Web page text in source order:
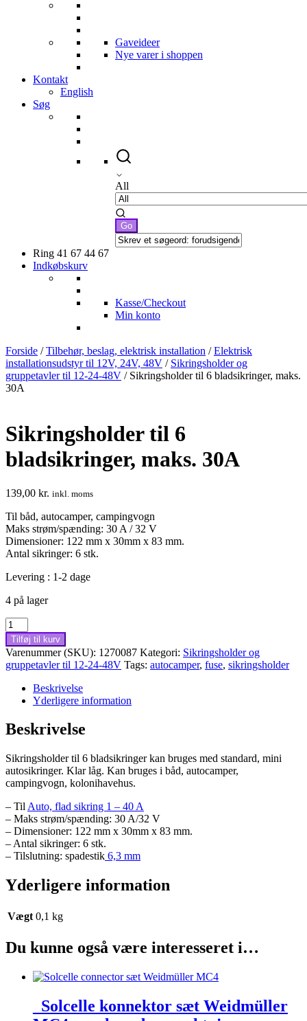
Gaveideer
Nye varer i shoppen
Kontakt
English
Søg
All
Ring 41 67 44 67
Indkøbskurv
Kasse/Checkout
Min konto
Forside /Tilbehør, beslag, elektrisk installation /Elektrisk
installationsudstyr til 12V, 24V, 48V / Sikringsholder og
gruppetavler til 12-24-48V / Sikringsholder til 6 bladsikringer, maks.
30A
Sikringsholder til 6
bladsikringer, maks. 30A
139,00 kr. inkl. moms
Til båd, autocamper, campingvogn
Maks strøm/spænding: 30 A / 32 V
Dimensioner: 122 mm x 30mm x 83 mm.
Antal sikringer: 6 stk.
Levering : 1-2 dage
4 på lager
Sikringsholder
til
6
bladsikringer,
maks.
30A
antal
Tilføj til kurv
Varenummer (SKU): 1270087 Kategori: Sikringsholder og
gruppetavler til 12-24-48V Tags: autocamper, fuse, sikringsholder
Beskrivelse
Yderligere information
Beskrivelse
Sikringsholder til 6 bladsikringer kan bruges med standard, mini
autosikringer. Klar låg. Kan bruges i båd, autocamper,
campingvogn, kolonihavehus.
– Til Auto, flad sikring 1 – 40 A
– Maks strøm/spænding: 30 A/32 V
– Dimensioner: 122 mm x 30mm x 83 mm.
– Antal sikringer: 6 stk.
– Tilslutning: spadestik 6,3 mm
Yderligere information
Vægt 0,1 kg
Du kunne også være interesseret i…
_Solcelle konnektor sæt Weidmüller